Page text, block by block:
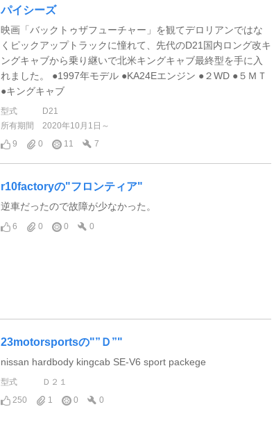
パイシーズ
映画「バックトゥザフューチャー」を観てデロリアンではな
くピックアップトラックに憧れて、先代のD21国内ロング改キ
ングキャブから乗り継いで北米キングキャブ最終型を手に入
れました。 ●1997年モデル ●KA24Eエンジン ●２WD ●５ＭＴ
●キングキャブ
型式
D21
所有期間
2020年10月1日～
9
0 11 7
r10factoryの"フロンティア"
逆車だったので故障が少なかった。
6 0 0 0
23motorsportsの"”Ｄ”"
nissan hardbody kingcab SE-V6 sport packege
型式
Ｄ２１
250
1 0 0